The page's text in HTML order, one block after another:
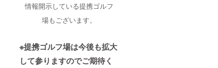
情報開示している提携ゴルフ
場もございます。
※提携ゴルフ場は今後も拡大
して参りますのでご期待く